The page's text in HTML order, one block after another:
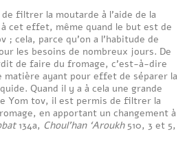
filtrer la moutarde à l’aide de la
cet effet, même quand le but est de
; cela, parce qu’on a l’habitude de
les besoins de nombreux jours. De
de faire du fromage, c’est-à-dire
matière ayant pour effet de séparer la
Quand il y a à cela une grande
Yom tov, il est permis de filtrer la
en apportant un changement à
134a, Choul’han ‘Aroukh510, 3 et 5,